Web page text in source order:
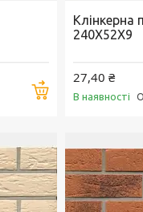
Купити
Клінкерна
240X52X9
27,40 ₴
В наявності